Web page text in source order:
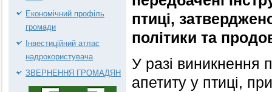
Економічний профіль
громади
Інвестиційний атлас
надрокористувача
ЗВЕРНЕННЯ ГРОМАДЯН
птиці,
політики та
У разі виникнення
апетиту у птиці,